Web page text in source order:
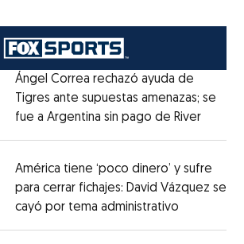
Ángel Correa rechazó ayuda de
Tigres ante supuestas amenazas; se
fue a Argentina sin pago de RiverOpens
América tiene ‘poco dinero’ y sufre
para cerrar fichajes: David Vázquez se
cayó por tema administrativo